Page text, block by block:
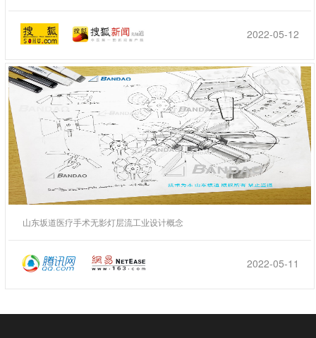
2022-05-12
山东坂道医疗手术无影灯层流工业设计概念
2022-05-11